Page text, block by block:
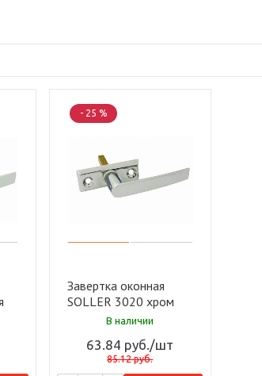
- 25 %
Завертка оконная
SOLLER 3020 хром
В наличии
63.84 руб./шт
85.12руб.